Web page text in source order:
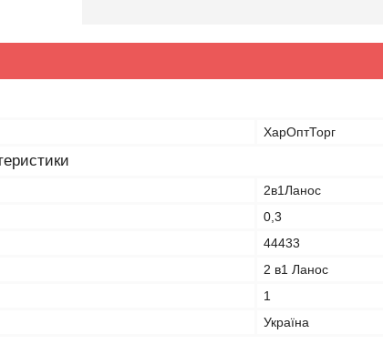
ХарОптТорг
2в1Ланос
0,3
44433
2 в1 Ланос
1
Україна